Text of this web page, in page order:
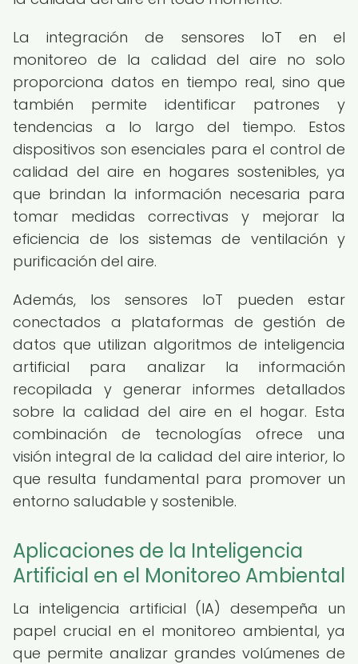
La integración de sensores IoT en el
monitoreo de la calidad del aire no solo
proporciona datos en tiempo real, sino que
también permite identificar patrones y
tendencias a lo largo del tiempo. Estos
dispositivos son esenciales para el control de
calidad del aire en hogares sostenibles, ya
que brindan la información necesaria para
tomar medidas correctivas y mejorar la
eficiencia de los sistemas de ventilación y
purificación del aire.
Además, los sensores IoT pueden estar
conectados a plataformas de gestión de
datos que utilizan algoritmos de inteligencia
artificial para analizar la información
recopilada y generar informes detallados
sobre la calidad del aire en el hogar. Esta
combinación de tecnologías ofrece una
visión integral de la calidad del aire interior, lo
que resulta fundamental para promover un
entorno saludable y sostenible.
Aplicaciones de la Inteligencia
Artificial en el Monitoreo Ambiental
La inteligencia artificial (IA) desempeña un
papel crucial en el monitoreo ambiental, ya
que permite analizar grandes volúmenes de